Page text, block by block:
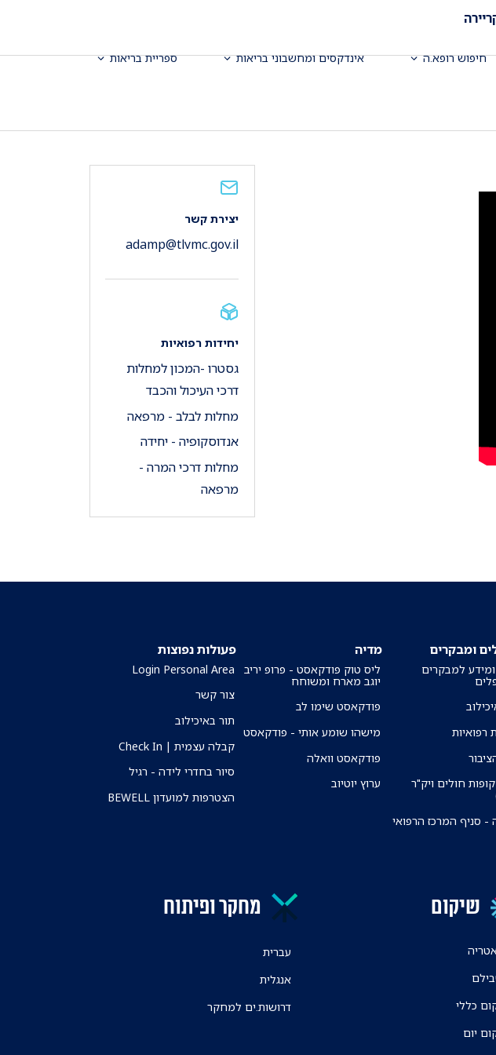
חיפוש רופא.ה אינדקסים ומחשבוני בריאות ספריית בריאות
יצירת קשר
adamp@tlvmc.gov.il
יחידות רפואיות
גסטרו -המכון למחלות
דרכי העיכול והכבד
מחלות לבלב - מרפאה
אנדוסקופיה - יחידה
מחלות דרכי המרה -
מרפאה
ומבקרים
למבקרים
רפואיות
חולים ויק"ר
- סניף המרכז הרפואי
מדיה
ליס טוק פודקאסט - פרופ יריב
יוגב מארח ומשוחח
פודקאסט שימו לב
מישהו שומע אותי - פודקאסט
פודקאסט וואלה
ערוץ יוטיוב
פעולות נפוצות
Login Personal Area
צור קשר
תור באיכילוב
קבלה עצמית | Check In
סיור בחדרי לידה - רגיל
הצטרפות למועדון BEWELL
שיקום
כללי
יום
מחקר ופיתוח
עברית
אנגלית
דרושות.ים למחקר